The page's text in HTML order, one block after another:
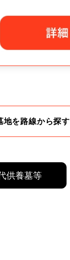
地を路線から探す
供養墓等